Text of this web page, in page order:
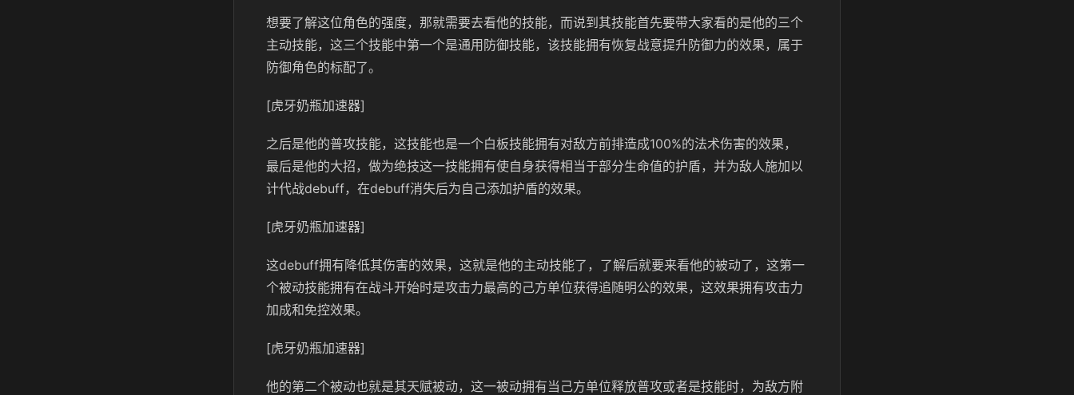
想要了解这位角色的强度，那就需要去看他的技能，而说到其技能首先要带大家看的是他的三个
主动技能，这三个技能中第一个是通用防御技能，该技能拥有恢复战意提升防御力的效果，属于
防御角色的标配了。
[虎牙奶瓶加速器]
之后是他的普攻技能，这技能也是一个白板技能拥有对敌方前排造成100%的法术伤害的效果，
最后是他的大招，做为绝技这一技能拥有使自身获得相当于部分生命值的护盾，并为敌人施加以
计代战debuff，在debuff消失后为自己添加护盾的效果。
[虎牙奶瓶加速器]
这debuff拥有降低其伤害的效果，这就是他的主动技能了，了解后就要来看他的被动了，这第一
个被动技能拥有在战斗开始时是攻击力最高的己方单位获得追随明公的效果，这效果拥有攻击力
加成和免控效果。
[虎牙奶瓶加速器]
他的第二个被动也就是其天赋被动，这一被动拥有当己方单位释放普攻或者是技能时，为敌方附